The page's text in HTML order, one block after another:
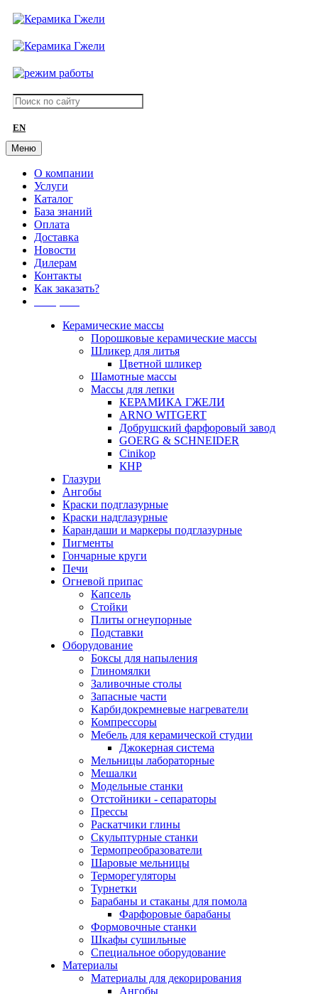
EN
Меню
О компании
Услуги
Каталог
База знаний
Оплата
Доставка
Новости
Дилерам
Контакты
Как заказать?
Керамические массы
Порошковые керамические массы
Шликер для литья
Цветной шликер
Шамотные массы
Массы для лепки
КЕРАМИКА ГЖЕЛИ
ARNO WITGERT
Добрушский фарфоровый завод
GOERG & SCHNEIDER
Cinikop
КНР
Глазури
Ангобы
Краски подглазурные
Краски надглазурные
Карандаши и маркеры подглазурные
Пигменты
Гончарные круги
Печи
Огневой припас
Капсель
Стойки
Плиты огнеупорные
Подставки
Оборудование
Боксы для напыления
Глиномялки
Заливочные столы
Запасные части
Карбидокремневые нагреватели
Компрессоры
Мебель для керамической студии
Джокерная система
Мельницы лабораторные
Мешалки
Модельные станки
Отстойники - сепараторы
Прессы
Раскатчики глины
Скульптурные станки
Термопреобразователи
Шаровые мельницы
Терморегуляторы
Турнетки
Барабаны и стаканы для помола
Фарфоровые барабаны
Формовочные станки
Шкафы сушильные
Специальное оборудование
Материалы
Материалы для декорирования
Ангобы